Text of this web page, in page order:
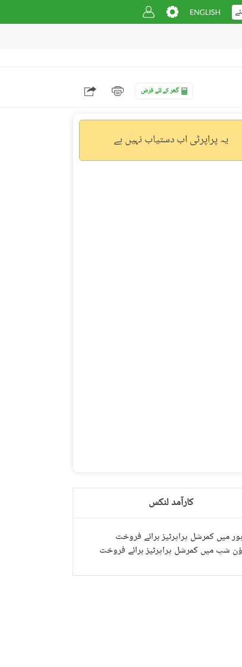
گھر کے لئے قرض
یہ پراپرٹی اب دستیاب نہیں ہے
کارآمد لنکس
میں کمرشل پراپرٹیز برائے فروخت
شپ میں کمرشل پراپرٹیز برائے فروخت